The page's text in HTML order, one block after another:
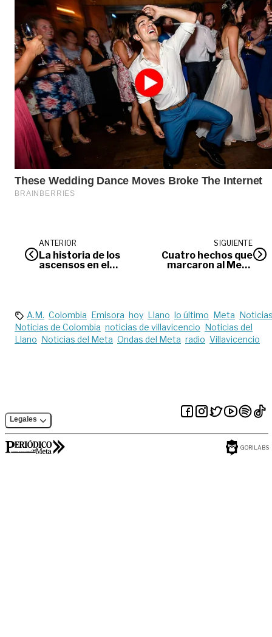
ANTERIOR
La historia de los
ascensos en el
SIGUIENTE
Cuatro hechos que
marcaron al Meta
A.M. Colombia Emisora hoy Llano lo último Meta
Noticias de Colombia noticias de villavicencio Noticias del
Llano Noticias del Meta Ondas del Meta radio Villavicencio
Legales
GORILABS